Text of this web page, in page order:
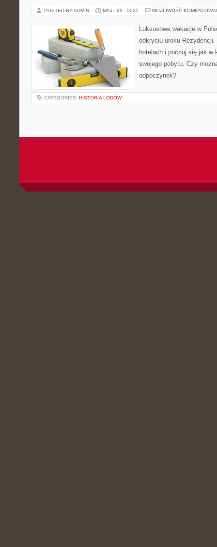
POSTED BY ADMIN MAJ - 29 - 2025 MOŻLIWOŚĆ
Luksusowe wakacje w
odkryciu uroku
hotelach i poczuj się jak w
swojego pobytu. Czy
odpoczynek?
CATEGORIES: HISTORIA LODÓW